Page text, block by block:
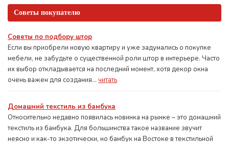
Советы покупателю
Советы по подбору штор
Если вы приобрели новую квартиру и уже задумались о покупке
мебели, не забудьте о существенной роли штор в интерьере. Часто
их выбор откладывается на последний момент, хотя декор окна
очень важен для создания... читать
Домашний текстиль из бамбука
Относительно недавно появилась новинка на рынке – это домашний
текстиль из бамбука. Для большинства такое название звучит
неясно и как-то экзотически, но бамбук на Востоке в текстильной